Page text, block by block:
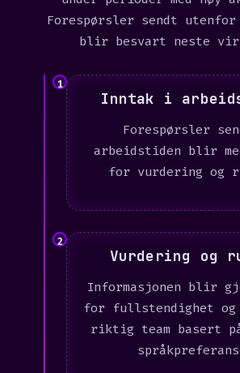
Forespørsler sendt
blir besvart neste
1
Inntak i
Forespørsler
arbeidstiden blir
for vurdering og
2
Vurdering og
Informasjonen blir
for fullstendighet
riktig team basert på